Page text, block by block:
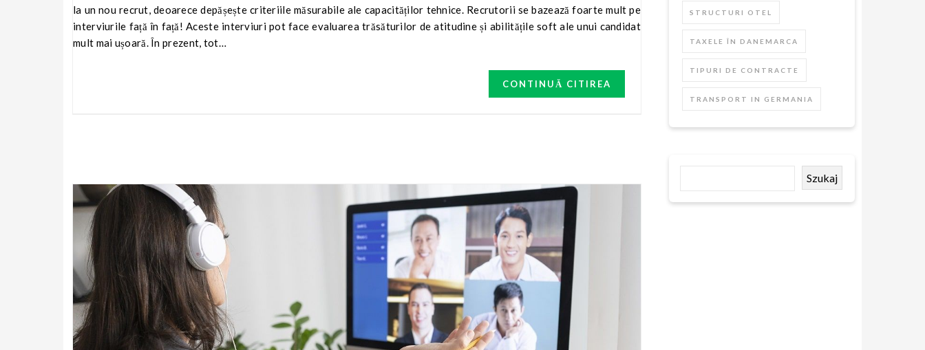
la un nou recrut, deoarece depășește criteriile măsurabile ale capacităților tehnice. Recrutorii se bazează foarte mult pe
interviurile față în față! Aceste interviuri pot face evaluarea trăsăturilor de atitudine și abilitățile soft ale unui candidat
mult mai ușoară. În prezent, tot…
CONTINUĂ CITIREA
STRUCTURI OTEL
TAXELE ÎN DANEMARCA
TIPURI DE CONTRACTE
TRANSPORT IN GERMANIA
Szukaj